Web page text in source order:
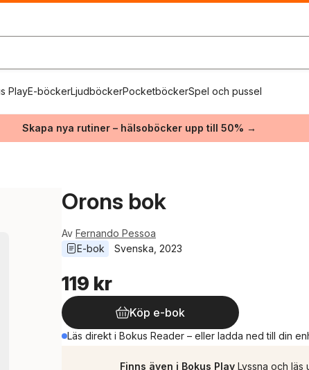
PlayE-böckerLjudböckerPocketböckerSpel och pussel
Skapa nya rutiner – hälsoböcker upp till 50% →
Orons bok
Av Fernando Pessoa
E-bok
Svenska 2023
119 kr
Köp e-bok
Läs direkt i Bokus Reader – eller ladda ned till din
Finns även i Bokus Play Lyssna och